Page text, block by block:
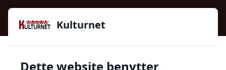
Kulturnet - Alt Det Gode I Livet | Din Kulturguide Siden
2016
97 kategorier 👍Kun godkendte butikker
Kulturnet
Dette website benytter